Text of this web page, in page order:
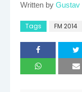
Written by Gustav
Tags FM 2014